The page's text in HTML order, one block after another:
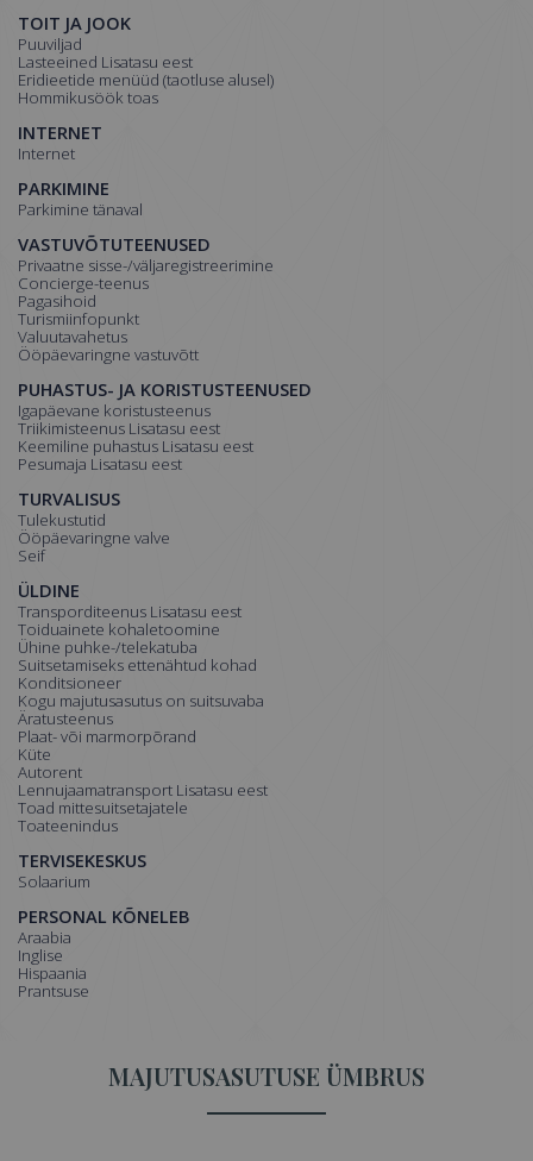
TOIT JA JOOK
Puuviljad
Lasteeined Lisatasu eest
Eridieetide menüüd (taotluse alusel)
Hommikusöök toas
INTERNET
Internet
PARKIMINE
Parkimine tänaval
VASTUVÕTUTEENUSED
Privaatne sisse-/väljaregistreerimine
Concierge-teenus
Pagasihoid
Turismiinfopunkt
Valuutavahetus
Ööpäevaringne vastuvõtt
PUHASTUS- JA KORISTUSTEENUSED
Igapäevane koristusteenus
Triikimisteenus Lisatasu eest
Keemiline puhastus Lisatasu eest
Pesumaja Lisatasu eest
TURVALISUS
Tulekustutid
Ööpäevaringne valve
Seif
ÜLDINE
Transporditeenus Lisatasu eest
Toiduainete kohaletoomine
Ühine puhke-/telekatuba
Suitsetamiseks ettenähtud kohad
Konditsioneer
Kogu majutusasutus on suitsuvaba
Äratusteenus
Plaat- või marmorpõrand
Küte
Autorent
Lennujaamatransport Lisatasu eest
Toad mittesuitsetajatele
Toateenindus
TERVISEKESKUS
Solaarium
PERSONAL KÕNELEB
araabia
inglise
hispaania
prantsuse
MAJUTUSASUTUSE ÜMBRUS